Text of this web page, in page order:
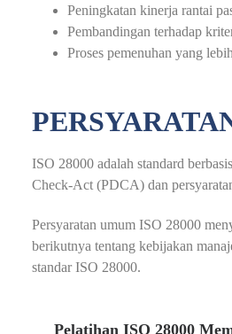
Peningkatan kinerja rantai
Pembandingan terhadap
Proses pemenuhan yang
ISO 28000 adalah standard
Check-Act (PDCA) dan
Persyaratan umum ISO 28000
berikutnya tentang kebijakan
standar ISO 28000.
Pelatihan ISO 28000